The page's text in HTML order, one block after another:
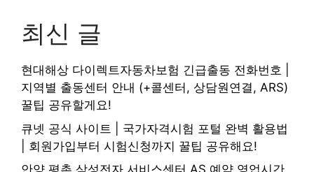
최신 글
현대해상 다이렉트자동차보험 긴급출동 전화번호 |
지역별 출동센터 안내 (+콜센터, 상담원연결, ARS)
꿀팁 공유할게요!
큐넷 공식 사이트 | 국가자격시험 포털 완벽 활용법
| 회원가입부터 시험신청까지 꿀팁 공유해요!